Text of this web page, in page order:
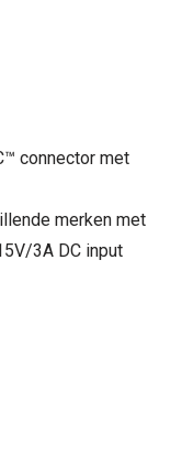
connector met
merken met
3A DC input